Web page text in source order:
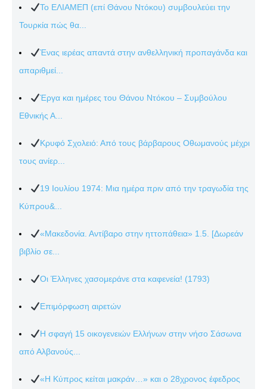
Το ΕΛΙΑΜΕΠ (επί Θάνου Ντόκου) συμβουλεύει την
Τουρκία πώς θα...
Ένας ιερέας απαντά στην ανθελληνική προπαγάνδα και
απαριθμεί...
Έργα και ημέρες του Θάνου Ντόκου – Συμβούλου
Εθνικής Α...
Κρυφό Σχολειό: Από τους βάρβαρους Οθωμανούς μέχρι
τους ανίερ...
19 Ιουλίου 1974: Μια ημέρα πριν από την τραγωδία της
Κύπρου&...
«Μακεδονία. Αντίβαρο στην ηττοπάθεια» 1.5. [Δωρεάν
βιβλίο σε...
Οι Έλληνες χασομεράνε στα καφενεία! (1793)
Επιμόρφωση αιρετών
Η σφαγή 15 οικογενειών Ελλήνων στην νήσο Σάσωνα
από Αλβανούς...
«Η Κύπρος κείται μακράν…» και ο 28χρονος έφεδρος